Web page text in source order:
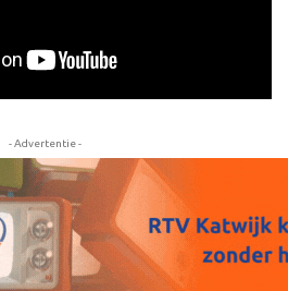
- Advertentie -